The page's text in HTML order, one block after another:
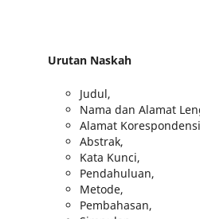
Urutan Naskah
Judul,
Nama dan Alamat
Alamat
Abstrak,
Kata Kunci,
Pendahuluan,
Metode,
Pembahasan,